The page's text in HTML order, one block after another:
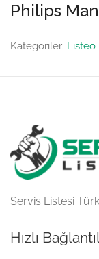
Philips
Kategoriler: Listeo
Servis Listesi
Hızlı